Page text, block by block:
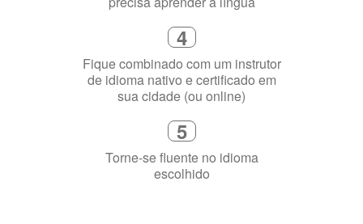
Diga-nos exatamente por que você
precisa aprender a língua
4
Fique combinado com um instrutor
de idioma nativo e certificado em
sua cidade (ou online)
5